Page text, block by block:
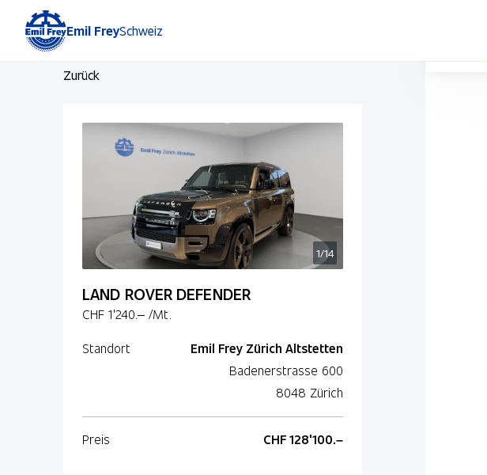
Emil FreySchweiz
Zurück
1/14
LAND ROVER DEFENDER
CHF 1'240.–/Mt.
Standort
Emil Frey Zürich Altstetten
Badenerstrasse 600
8048 Zürich
Preis CHF 128'100.–